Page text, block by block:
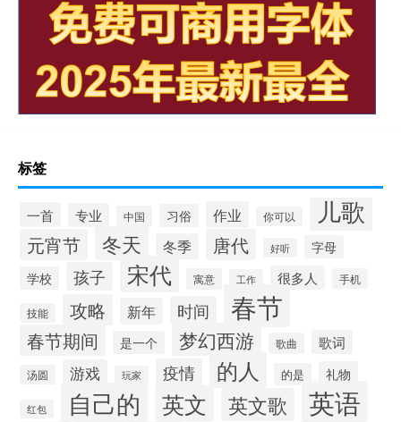
标签
一首 专业 中国 习俗 作业 你可以 儿歌
元宵节 冬天 冬季 唐代 好听
字母
学校
孩子 宋代 寓意 工作 很多人 手机
技能 攻略 新年 时间 春节
春节期间 是一个 梦幻西游 歌曲 歌词
汤圆 游戏 玩家 疫情 的人 的是 礼物
红包 自己的 英文 英文歌 英语